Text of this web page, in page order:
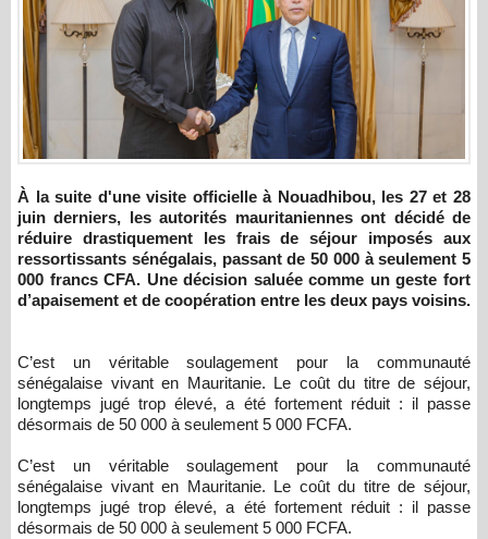
À la suite d'une visite officielle à Nouadhibou, les 27 et 28
juin derniers, les autorités mauritaniennes ont décidé de
réduire drastiquement les frais de séjour imposés aux
ressortissants sénégalais, passant de 50 000 à seulement 5
000 francs CFA. Une décision saluée comme un geste fort
d’apaisement et de coopération entre les deux pays voisins.
C’est un véritable soulagement pour la communauté
sénégalaise vivant en Mauritanie. Le coût du titre de séjour,
longtemps jugé trop élevé, a été fortement réduit : il passe
désormais de 50 000 à seulement 5 000 FCFA.
C’est un véritable soulagement pour la communauté
sénégalaise vivant en Mauritanie. Le coût du titre de séjour,
longtemps jugé trop élevé, a été fortement réduit : il passe
désormais de 50 000 à seulement 5 000 FCFA.